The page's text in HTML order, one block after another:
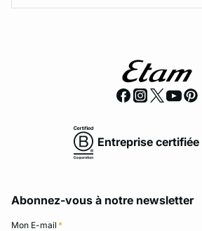
Entreprise certifiée
Abonnez-vous à notre newsletter
Mon E-mail *